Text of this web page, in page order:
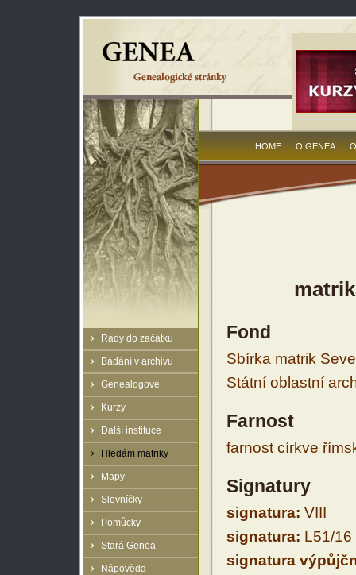
Rady do začátku
Bádání v archivu
Genealogové
Kurzy
Další instituce
Hledám matriky
Mapy
Slovníčky
Pomůcky
Stará Genea
Nápověda
HOME O GENEA
Fond
Sbírka matrik
Státní oblastní
Farnost
farnost církve
Signatury
signatura: VIII
signatura: L51/16
signatura